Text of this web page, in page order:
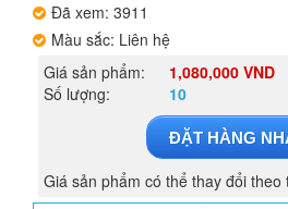
Đã xem: 3911
Màu sắc: Liên hệ
Giá sản phẩm:
1,080,000 VND
Số lượng:
10
ĐẶT HÀNG
Giá sản phẩm có thể thay đổi theo